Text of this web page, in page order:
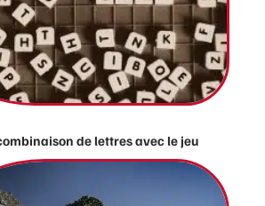
de lettres avec le jeu